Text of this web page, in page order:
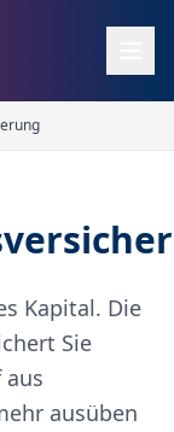
Kapital. Die
Sie
ausüben